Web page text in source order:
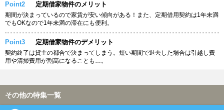
Point2 定期借家物件のメリット
期間が決まっているので家賃が安い傾向がある！また、定期借用契約は1年未満
でもOKなので1年未満の滞在にも便利。
Point3 定期借家物件のデメリット
契約終了は貸主の都合で決まってしまう。短い期間で退去した場合は引越し費
用や清掃費用が割高になることも…。
その他の特集一覧